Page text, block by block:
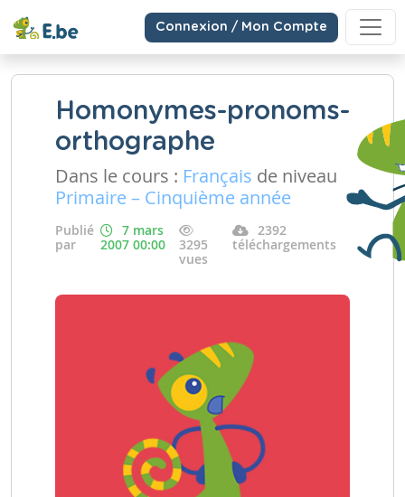
Connexion / Mon Compte
Homonymes-pronoms-
orthographe
Dans le cours : Français de niveau
Primaire – Cinquième année
Publié
par
7 mars
2007 00:00
3295
vues
2392
téléchargements